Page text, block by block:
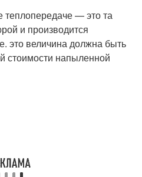
— это та
и производится
это величина должна быть
стоимости напыленной